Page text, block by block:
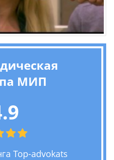
МИП
Top-advokats